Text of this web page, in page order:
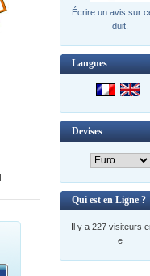
Écrire un avis sur
duit.
Langues
Devises
Qui est en Ligne ?
Il y a 227 visiteurs
e